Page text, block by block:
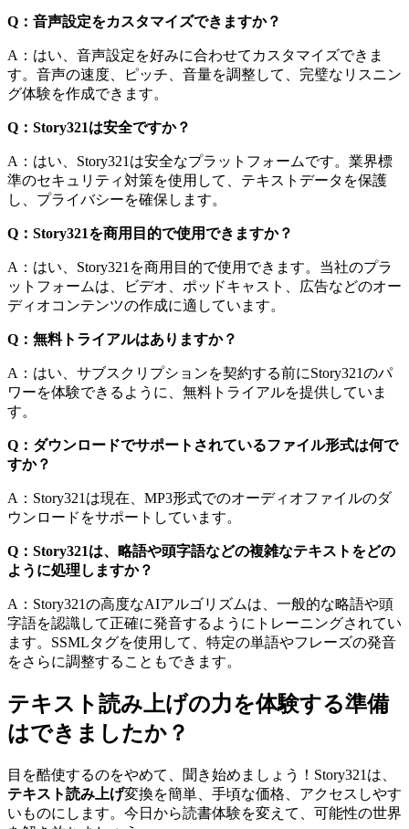
Q：音声設定をカスタマイズできますか？
A：はい、音声設定を好みに合わせてカスタマイズできま
す。音声の速度、ピッチ、音量を調整して、完璧なリスニン
グ体験を作成できます。
Q：Story321は安全ですか？
A：はい、Story321は安全なプラットフォームです。業界標
準のセキュリティ対策を使用して、テキストデータを保護
し、プライバシーを確保します。
Q：Story321を商用目的で使用できますか？
A：はい、Story321を商用目的で使用できます。当社のプラ
ットフォームは、ビデオ、ポッドキャスト、広告などのオー
ディオコンテンツの作成に適しています。
Q：無料トライアルはありますか？
A：はい、サブスクリプションを契約する前にStory321のパ
ワーを体験できるように、無料トライアルを提供していま
す。
Q：ダウンロードでサポートされているファイル形式は何で
すか？
A：Story321は現在、MP3形式でのオーディオファイルのダ
ウンロードをサポートしています。
Q：Story321は、略語や頭字語などの複雑なテキストをどの
ように処理しますか？
A：Story321の高度なAIアルゴリズムは、一般的な略語や頭
字語を認識して正確に発音するようにトレーニングされてい
ます。SSMLタグを使用して、特定の単語やフレーズの発音
をさらに調整することもできます。
テキスト読み上げの力を体験する準備
はできましたか？
目を酷使するのをやめて、聞き始めましょう！Story321は、
テキスト読み上げ変換を簡単、手頃な価格、アクセスしやす
いものにします。今日から読書体験を変えて、可能性の世界